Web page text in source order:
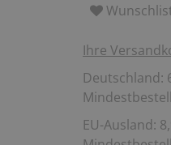
Ihre
Deutschland:
EU-Ausland: